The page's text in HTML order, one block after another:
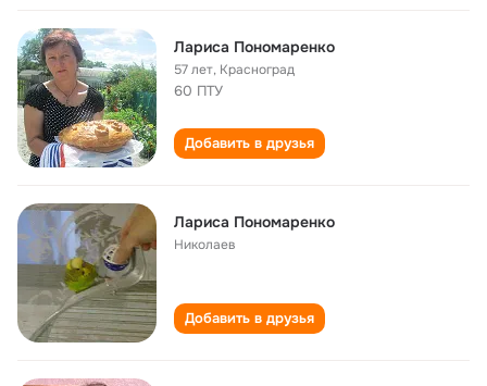
Лариса Пономаренко
57 лет, Красноград
60 ПТУ
Добавить в друзья
Лариса Пономаренко
Николаев
Добавить в друзья